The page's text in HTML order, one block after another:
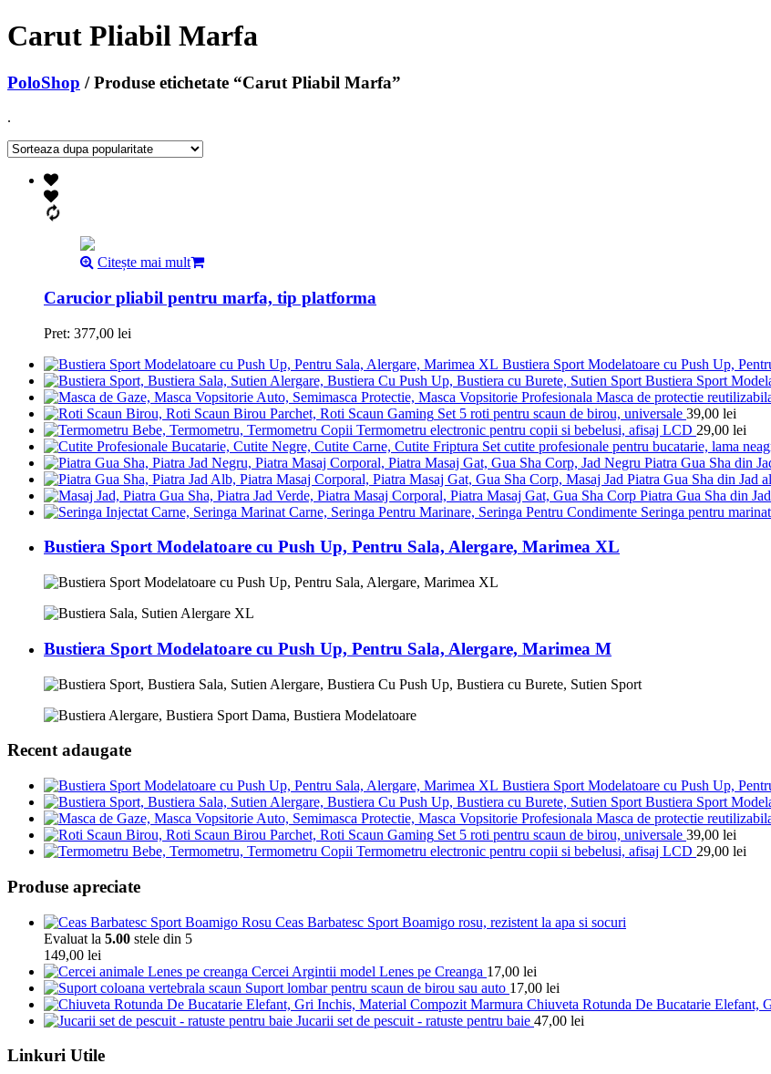
Carut Pliabil Marfa
PoloShop / Produse etichetate “Carut Pliabil Marfa”
.
Citește mai mult
Carucior pliabil pentru marfa, tip platforma
Pret: 377,00 lei
Bustiera Sport Modelatoare cu Push Up,
Bustiera Sport
Masca de protectie
Set 5 roti pentru scaun de birou, universale 39,00 lei
Termometru electronic pentru copii si bebelusi, afisaj LCD 29,00 lei
Set cutite profesionale pentru bucatarie, lama
Piatra Gua Sha din
Piatra Gua Sha din Jad
Piatra Gua Sha din
Seringa pentru
Bustiera Sport Modelatoare cu Push Up, Pentru Sala, Alergare, Marimea XL
Bustiera Sport Modelatoare cu Push Up, Pentru Sala, Alergare, Marimea M
Recent adaugate
Bustiera Sport Modelatoare cu Push Up,
Bustiera Sport
Masca de protectie
Set 5 roti pentru scaun de birou, universale 39,00 lei
Termometru electronic pentru copii si bebelusi, afisaj LCD 29,00 lei
Produse apreciate
Ceas Barbatesc Sport Boamigo rosu, rezistent la apa si socuri
Evaluat la 5.00 stele din 5
149,00 lei
Cercei Argintii model Lenes pe Creanga 17,00 lei
Suport lombar pentru scaun de birou sau auto 17,00 lei
Chiuveta Rotunda De Bucatarie Elefant,
Jucarii set de pescuit - ratuste pentru baie 47,00 lei
Linkuri Utile